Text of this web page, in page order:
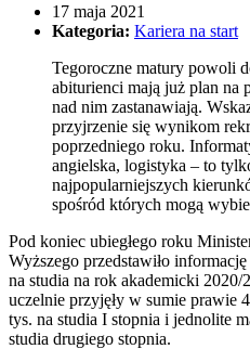
17 maja 2021
Kategoria: Kariera na start
Tegoroczne matury powoli
abiturienci mają już plan na
nad nim zastanawiają.
przyjrzenie się wynikom
poprzedniego roku.
angielska, logistyka – to
najpopularniejszych
spośród których mogą
Pod koniec ubiegłego roku
Wyższego przedstawiło
na studia na rok akademicki
uczelnie przyjęły w sumie prawie
tys. na studia I stopnia i jednolite
studia drugiego stopnia.